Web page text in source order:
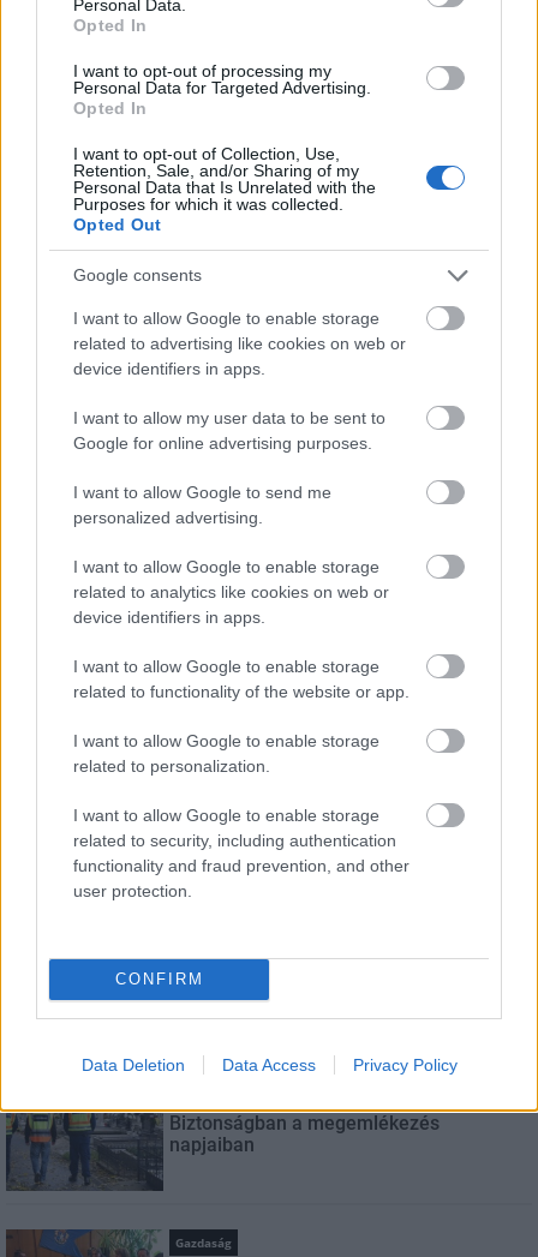
Personal Data.
Opted In
I want to opt-out of processing my
Personal Data for Targeted Advertising.
Opted In
I want to opt-out of Collection, Use,
Retention, Sale, and/or Sharing of my
Personal Data that Is Unrelated with the
Purposes for which it was collected.
Opted Out
Google consents
I want to allow Google to enable storage
related to advertising like cookies on web or
device identifiers in apps.
I want to allow my user data to be sent to
Google for online advertising purposes.
I want to allow Google to send me
personalized advertising.
I want to allow Google to enable storage
related to analytics like cookies on web or
device identifiers in apps.
I want to allow Google to enable storage
related to functionality of the website or app.
I want to allow Google to enable storage
related to personalization.
I want to allow Google to enable storage
related to security, including authentication
functionality and fraud prevention, and other
user protection.
CONFIRM
Data Deletion Data Access Privacy Policy
csomópont épül Angyalföldön
Másfélszeresére bővítik
Hódmezővásárhely jó hírű református
iskoláját
Látványos építési szakasz indult be a
Flórián téri felüljárón
HÍRLEVÉL
szabályzatot!
LEGFRISSEBB
Amire többmillióan vártunk: szombattól
másodfokúra csökken a riasztás
Biztonságban a megemlékezés
napjaiban
Gazdaság